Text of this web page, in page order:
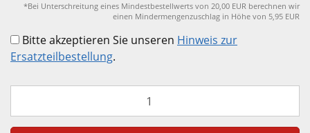
*Bei Unterschreitung eines Mindestbestellwerts von 20,00 EUR berechnen wir
einen Mindermengenzuschlag in Höhe von 5,95 EUR
Bitte akzeptieren Sie unseren Hinweis zur
Ersatzteilbestellung.